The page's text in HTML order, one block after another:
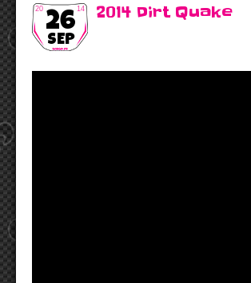
26
SEP
20 14 2014 Dirt Quake